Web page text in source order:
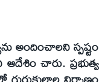
అందించాలని స్పష్టం
చారు. ప్రభుత్వ